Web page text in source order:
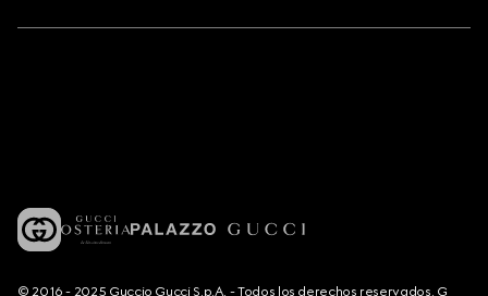
© 2016 - 2025 Guccio Gucci S.p.A. - Todos los derechos reservados. G